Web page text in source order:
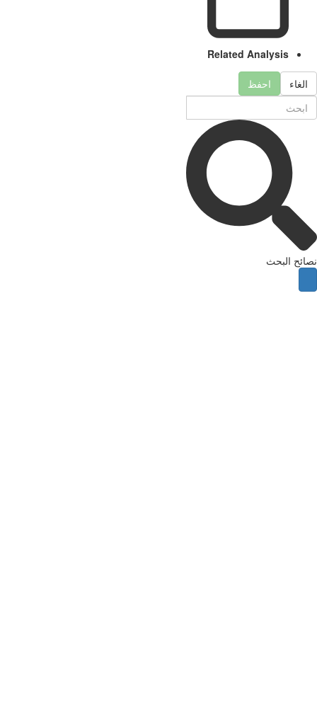
Related Analysis
احفظ
البحث